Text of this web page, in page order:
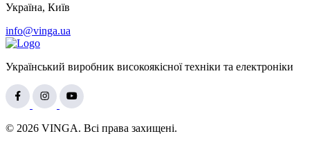
Україна, Київ
info@vinga.ua
Український виробник високоякісної техніки та електроніки
© 2026 VINGA. Всі права захищені.